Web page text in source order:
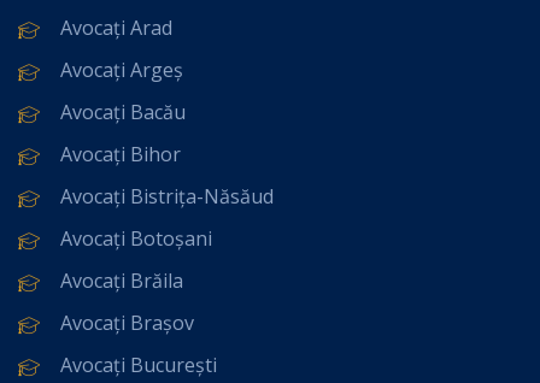
Avocați Arad
Avocați Argeș
Avocați Bacău
Avocați Bihor
Avocați Bistrița-Năsăud
Avocați Botoșani
Avocați Brăila
Avocați Brașov
Avocați București